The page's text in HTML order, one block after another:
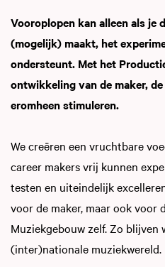
Vooroplopen kan alleen als je
(mogelijk) maakt, het
ondersteunt. Met het
ontwikkeling van de maker,
eromheen stimuleren.
We creëren een vruchtbare
career makers vrij kunnen
testen en uiteindelijk
voor de maker, maar ook voor
Muziekgebouw zelf. Zo blijven
(inter)nationale muziekwereld.